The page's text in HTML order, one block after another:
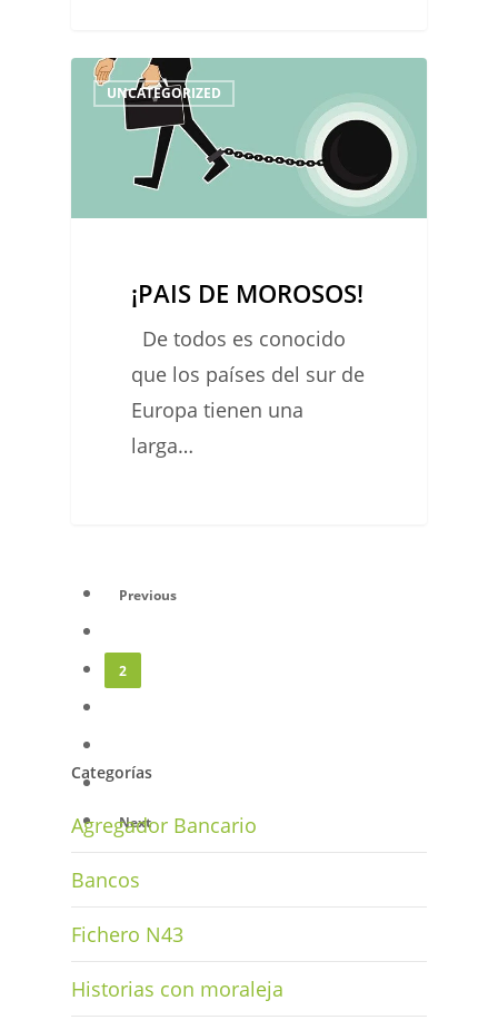
¡PAIS
DE
MOROSOS!
UNCATEGORIZED
¡PAIS DE MOROSOS!
De todos es conocido
que los países del sur de
Europa tienen una
larga…
0
Previous
2
5
Next
Categorías
Agregador Bancario
Bancos
Fichero N43
Historias con moraleja